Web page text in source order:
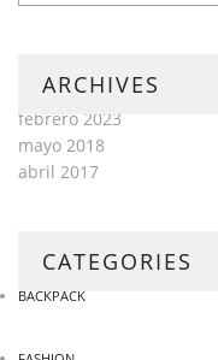
ARCHIVES
febrero 2023
mayo 2018
abril 2017
CATEGORIES
BACKPACK